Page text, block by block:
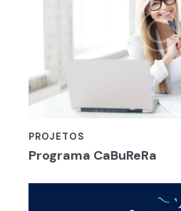
PROJETOS
Programa CaBuReRa